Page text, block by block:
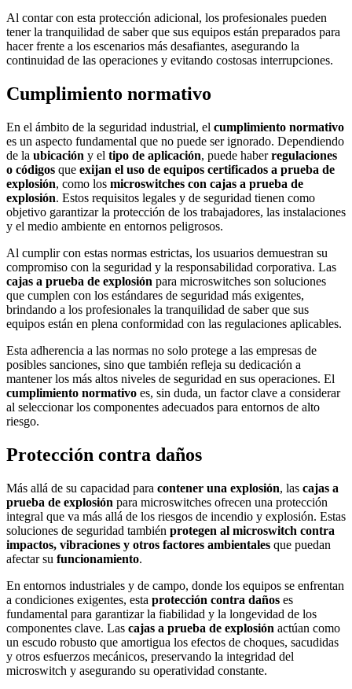
Al contar con esta protección adicional, los profesionales pueden
tener la tranquilidad de saber que sus equipos están preparados para
hacer frente a los escenarios más desafiantes, asegurando la
continuidad de las operaciones y evitando costosas interrupciones.
Cumplimiento normativo
En el ámbito de la seguridad industrial, el cumplimiento normativo
es un aspecto fundamental que no puede ser ignorado. Dependiendo
de la ubicación y el tipo de aplicación, puede haberregulaciones
o códigos que exijan el uso de equipos certificados a prueba de
explosión, como los microswitches con cajas a prueba de
explosión. Estos requisitos legales y de seguridad tienen como
objetivo garantizar la protección de los trabajadores, las instalaciones
y el medio ambiente en entornos peligrosos.
Al cumplir con estas normas estrictas, los usuarios demuestran su
compromiso con la seguridad y la responsabilidad corporativa. Las
cajas a prueba de explosión para microswitches son soluciones
que cumplen con los estándares de seguridad más exigentes,
brindando a los profesionales la tranquilidad de saber que sus
equipos están en plena conformidad con las regulaciones aplicables.
Esta adherencia a las normas no solo protege a las empresas de
posibles sanciones, sino que también refleja su dedicación a
mantener los más altos niveles de seguridad en sus operaciones. El
cumplimiento normativo es, sin duda, un factor clave a considerar
al seleccionar los componentes adecuados para entornos de alto
riesgo.
Protección contra daños
Más allá de su capacidad para contener una explosión, las cajas a
prueba de explosión para microswitches ofrecen una protección
integral que va más allá de los riesgos de incendio y explosión. Estas
soluciones de seguridad también protegen al microswitch contra
impactos, vibraciones y otros factores ambientales que puedan
afectar su funcionamiento.
En entornos industriales y de campo, donde los equipos se enfrentan
a condiciones exigentes, esta protección contra daños es
fundamental para garantizar la fiabilidad y la longevidad de los
componentes clave. Las cajas a prueba de explosión actúan como
un escudo robusto que amortigua los efectos de choques, sacudidas
y otros esfuerzos mecánicos, preservando la integridad del
microswitch y asegurando su operatividad constante.